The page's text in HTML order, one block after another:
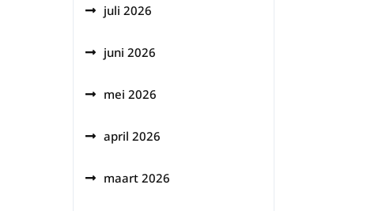
juli 2026
juni 2026
mei 2026
april 2026
maart 2026